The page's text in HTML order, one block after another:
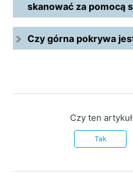
skanować za pomocą
Czy górna pokrywa
Czy ten
Tak